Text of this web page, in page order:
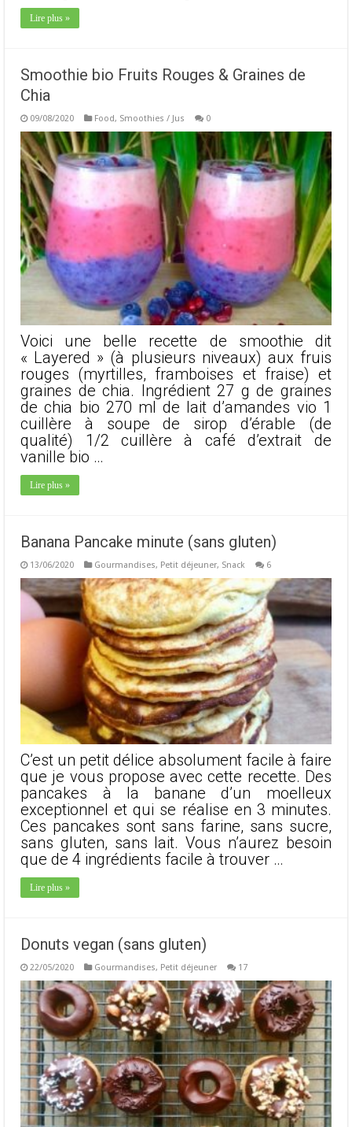
Lire plus »
Smoothie bio Fruits Rouges & Graines de
Chia
09/08/2020 Food, Smoothies / Jus 0
Voici une belle recette de smoothie dit
« Layered » (à plusieurs niveaux) aux fruis
rouges (myrtilles, framboises et fraise) et
graines de chia. Ingrédient 27 g de graines
de chia bio 270 ml de lait d’amandes vio 1
cuillère à soupe de sirop d’érable (de
qualité) 1/2 cuillère à café d’extrait de
vanille bio …
Lire plus »
Banana Pancake minute (sans gluten)
13/06/2020 Gourmandises, Petit déjeuner, Snack 6
C’est un petit délice absolument facile à faire
que je vous propose avec cette recette. Des
pancakes à la banane d’un moelleux
exceptionnel et qui se réalise en 3 minutes.
Ces pancakes sont sans farine, sans sucre,
sans gluten, sans lait. Vous n’aurez besoin
que de 4 ingrédients facile à trouver …
Lire plus »
Donuts vegan (sans gluten)
22/05/2020 Gourmandises, Petit déjeuner 17